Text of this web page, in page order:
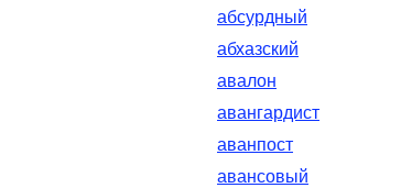
абсурдный
абхазский
авалон
авангардист
аванпост
авансовый